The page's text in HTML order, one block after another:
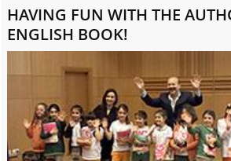
HAVING FUN WITH THE
ENGLISH BOOK!